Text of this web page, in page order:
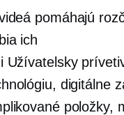
pomáhajú
ich
Užívatelsky
digitálne
položky,